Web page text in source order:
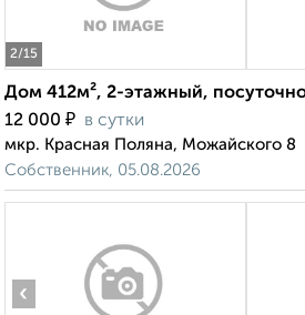
2/15
Дом 412м², 2-этажный,
12 000 ₽ в сутки
мкр. Красная Поляна, Можайского 8
Собственник, 05.08.2026
‹